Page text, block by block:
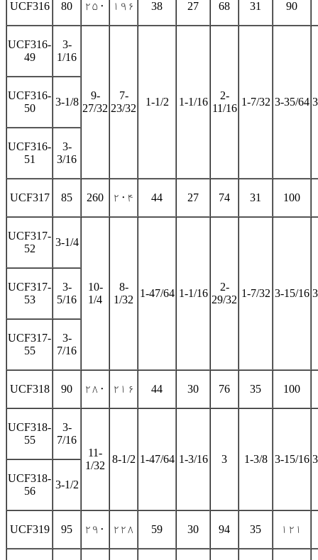
UCF316 80 ۲۵۰ ۱۹۶ 38 27 68 31 90
UCF316-
49
3-
1/16
9-
27/32
7-
23/32
1-1/2 1-1/16
2-
11/16
1-7/32 3-35/64
UCF316-
50
3-1/8
UCF316-
51
3-
3/16
UCF317 85 260 ۲۰۴ 44 27 74 31 100
UCF317-
52
3-1/4
10-
1/4
8-
1/32
1-47/64 1-1/16
2-
29/32
1-7/32 3-15/16
UCF317-
53
3-
5/16
UCF317-
55
3-
7/16
UCF318 90 ۲۸۰ ۲۱۶ 44 30 76 35 100
UCF318-
55
3-
7/16
11-
1/32
8-1/2 1-47/64 1-3/16 3 1-3/8 3-15/16
UCF318-
56
3-1/2
UCF319 95 ۲۹۰ ۲۲۸ 59 30 94 35 ۱۲۱